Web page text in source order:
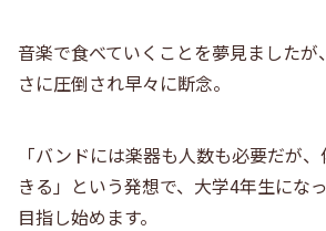
音楽で食べていくことを夢見ました
さに圧倒され早々に断念。
「バンドには楽器も人数も必要だが
きる」という発想で、大学4年生にな
目指し始めます。